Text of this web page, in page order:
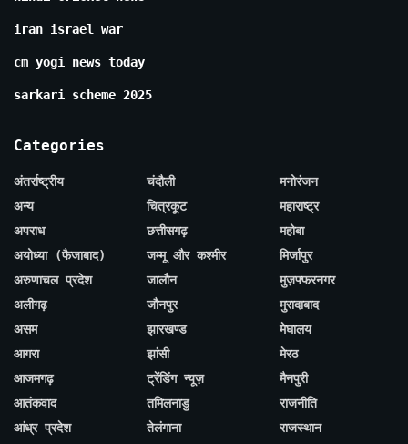
iran israel war
cm yogi news today
sarkari scheme 2025
Categories
अंतर्राष्ट्रीय
अन्य
अपराध
अयोध्या (फैजाबाद)
अरुणाचल प्रदेश
अलीगढ़
असम
आगरा
आजमगढ़
आतंकवाद
आंध्र प्रदेश
चंदौली
चित्रकूट
छत्तीसगढ़
जम्मू और कश्मीर
जालौन
जौनपुर
झारखण्ड
झांसी
ट्रेंडिंग न्यूज़
तमिलनाडु
तेलंगाना
मनोरंजन
महाराष्ट्र
महोबा
मिर्जापुर
मुज़फ्फरनगर
मुरादाबाद
मेघालय
मेरठ
मैनपुरी
राजनीति
राजस्थान